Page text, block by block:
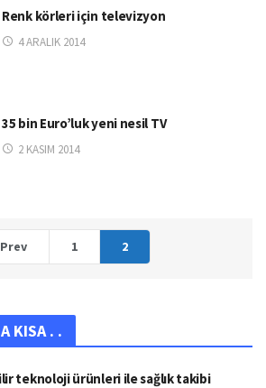
Renk körleri için televizyon
4 ARALIK 2014
35 bin Euro’luk yeni nesil TV
2 KASIM 2014
Prev 1 2
KISA . .
teknoloji ürünleri ile sağlık takibi